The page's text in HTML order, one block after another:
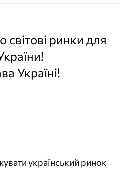
світові ринки для
Україні!
український ринок